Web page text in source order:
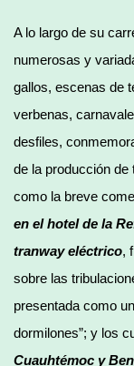
A lo largo de su
numerosas y
gallos, escenas de
verbenas,
desfiles,
de la producción
como la breve
en el hotel de la
tranway eléctrico,
sobre las
presentada como
dormilones”; y los
Cuauhtémoc y